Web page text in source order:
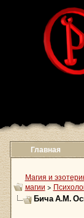
Главная
Магия и
магии >
Бича А.М.